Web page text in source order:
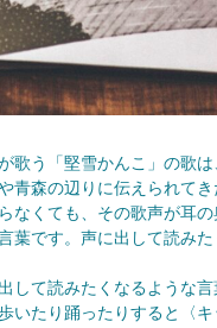
う「堅雪かんこ」の歌は
青森の辺りに伝えられて
なくても、その歌声が耳の
葉です。声に出して読みた
て読みたくなるような言
いたり踊ったりすると〈キ